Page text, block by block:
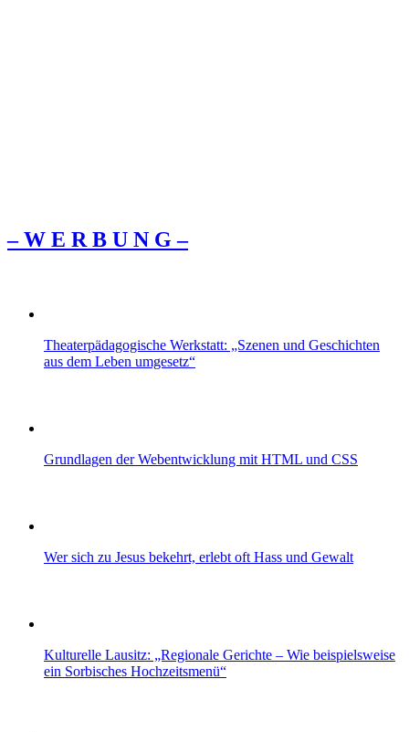
– W Ε R Β U Ν G –
Theaterpädagogische Werkstatt: „Szenen und Geschichten
aus dem Leben umgesetz“
Grundlagen der Webentwicklung mit HTML und CSS
Wer sich zu Jesus bekehrt, erlebt oft Hass und Gewalt
Kulturelle Lausitz: „Regionale Gerichte – Wie beispielsweise
ein Sorbisches Hochzeitsmenü“